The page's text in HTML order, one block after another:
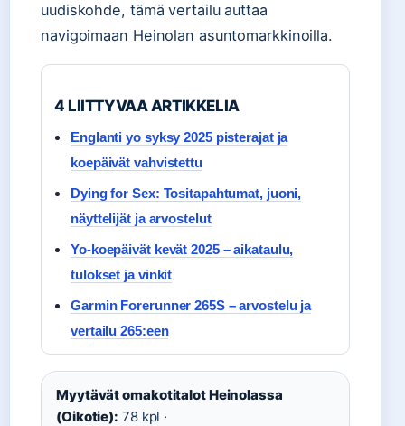
uudiskohde, tämä vertailu auttaa
navigoimaan Heinolan asuntomarkkinoilla.
4 LIITTYVAA ARTIKKELIA
Englanti yo syksy 2025 pisterajat ja
koepäivät vahvistettu
Dying for Sex: Tositapahtumat, juoni,
näyttelijät ja arvostelut
Yo-koepäivät kevät 2025 – aikataulu,
tulokset ja vinkit
Garmin Forerunner 265S – arvostelu ja
vertailu 265:een
Myytävät omakotitalot Heinolassa
(Oikotie): 78 kpl ·